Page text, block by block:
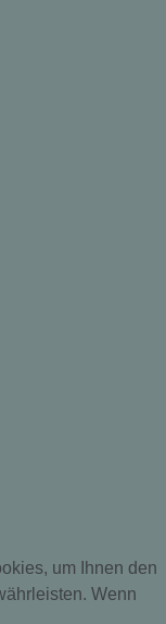
um Ihnen den
Wenn